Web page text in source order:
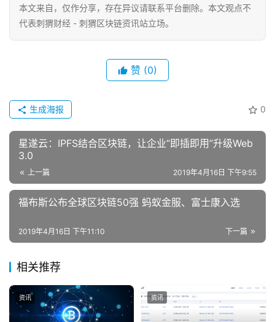
本文来自 ，仅作分享，存在异议请联系平台删除。本文观点不
代表刺猬财经 - 刺猬区块链资讯站立场。
赞 (0)
0
生成海报
星遂云：IPFS结合区块链，让企业“即插即用”升级Web
3.0
上一篇 2019年4月16日 下午9:55
福布斯公布全球区块链50强 蚂蚁金服、富士康入选
下一篇
2019年4月16日 下午11:10
相关推荐
资讯 资讯